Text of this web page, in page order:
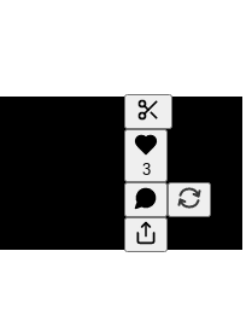
Transkript
Bir
3